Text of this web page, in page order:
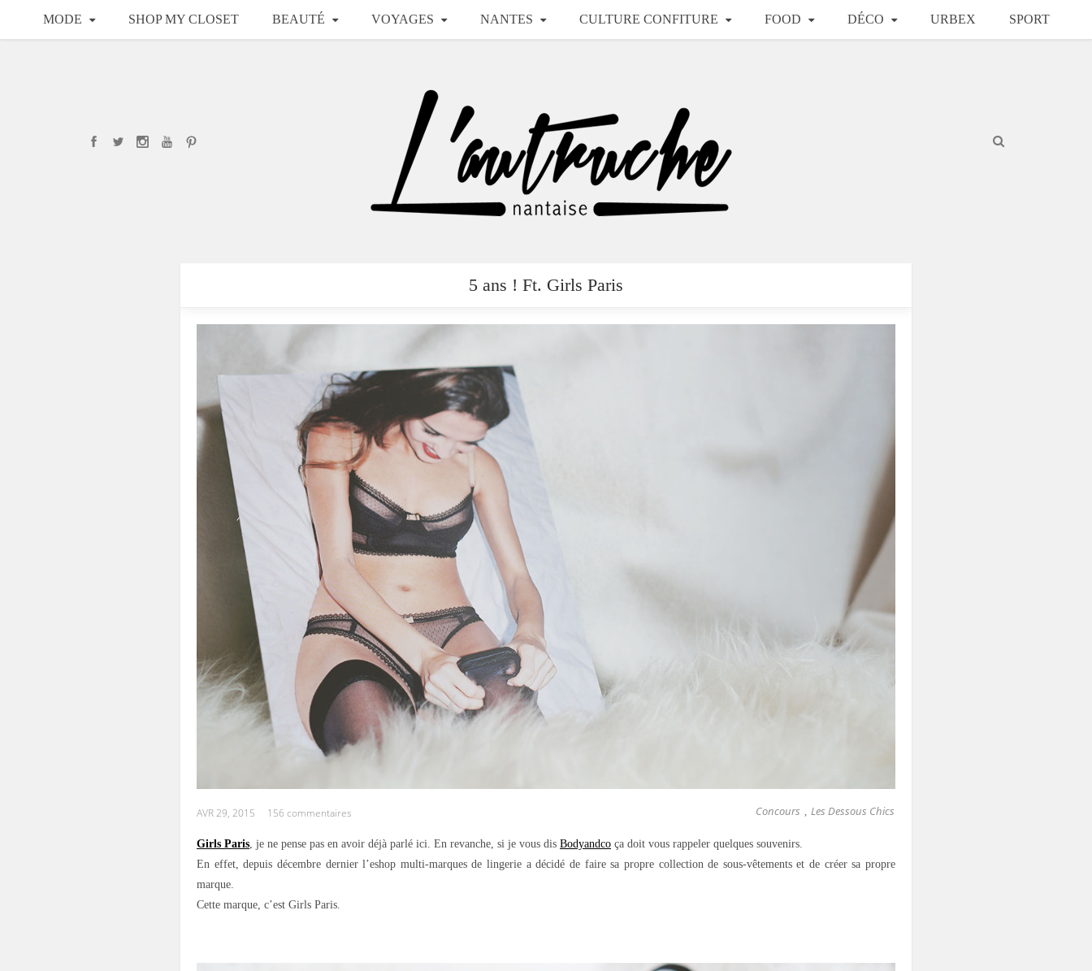
MODE SHOP MY CLOSET BEAUTÉ VOYAGES NANTES CULTURE CONFITURE FOOD DÉCO URBEX SPORT
5 ans ! Ft. Girls Paris
Concours Les Dessous Chics
AVR 29, 2015 156 commentaires
Girls Paris , je ne pense pas en avoir déjà parlé ici. En revanche, si je vous dis Bodyandco ça doit vous rappeler quelques souvenirs.
En effet, depuis décembre dernier l’eshop multi-marques de lingerie a décidé de faire sa propre collection de sous-vêtements et de créer sa propre
marque.
Cette marque, c’est Girls Paris.